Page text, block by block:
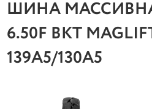
ШИНА
6.50F BKT
139A5/130A5